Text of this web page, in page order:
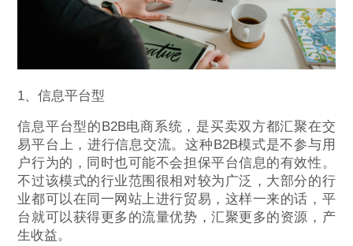
1、信息平台型
信息平台型的B2B电商系统，是买卖双方都汇聚在交
易平台上，进行信息交流。这种B2B模式是不参与用
户行为的，同时也可能不会担保平台信息的有效性。
不过该模式的行业范围很相对较为广泛，大部分的行
业都可以在同一网站上进行贸易，这样一来的话，平
台就可以获得更多的流量优势，汇聚更多的资源，产
生收益。